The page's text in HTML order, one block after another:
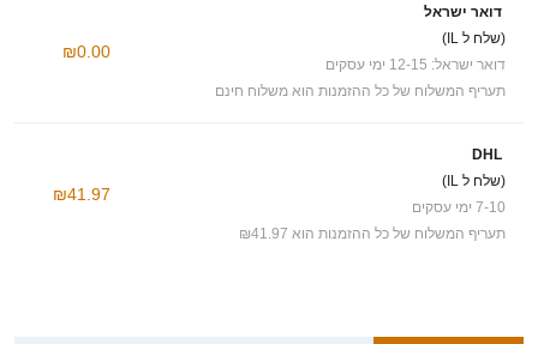
דואר ישראל
(שלח ל IL)
דואר ישראל: 12-15 ימי עסקים
תעריף המשלוח של כל ההזמנות הוא משלוח חינם
₪0.00
DHL
(שלח ל IL)
7-10 ימי עסקים
תעריף המשלוח של כל ההזמנות הוא ₪41.97
₪41.97